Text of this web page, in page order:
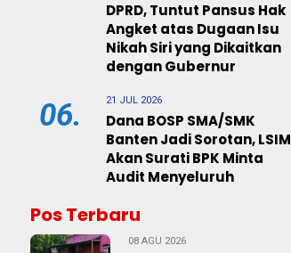
DPRD, Tuntut Pansus Hak
Angket atas Dugaan Isu
Nikah Siri yang Dikaitkan
dengan Gubernur
06. 21 JUL 2026
Dana BOSP SMA/SMK
Banten Jadi Sorotan, LSIM
Akan Surati BPK Minta
Audit Menyeluruh
Pos Terbaru
08 AGU 2026